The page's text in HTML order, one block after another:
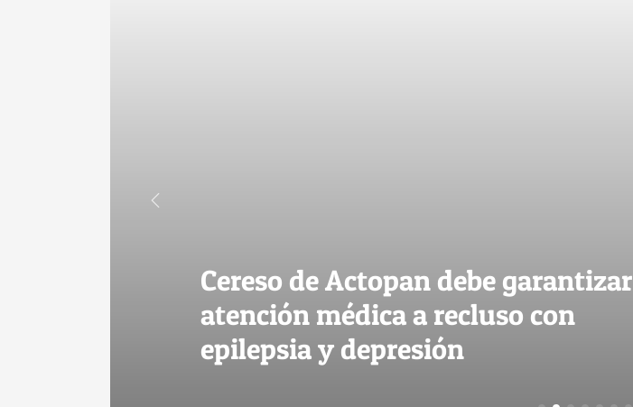
Cereso de Actopan debe garantizar
atención médica a recluso con
epilepsia y depresión